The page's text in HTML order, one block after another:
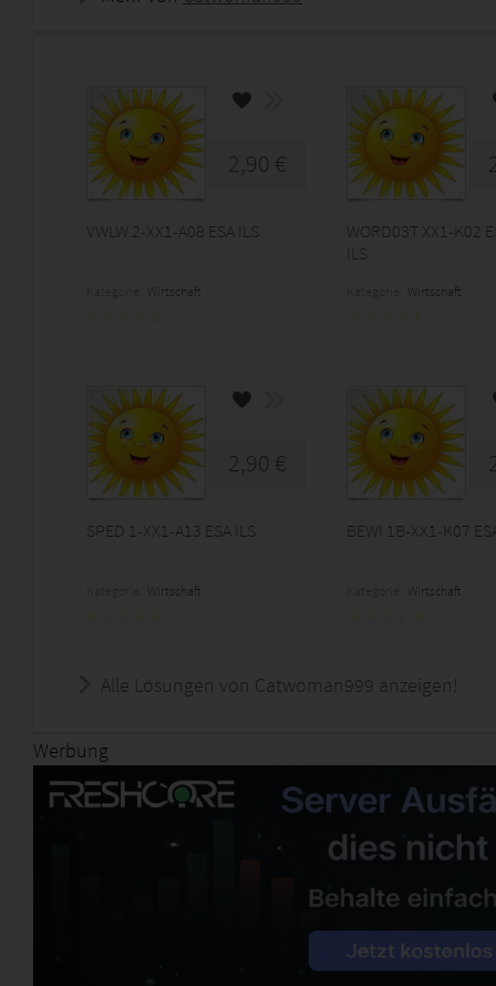
2,90 €
VWLW 2-XX1-A08 ESA ILS
Wirtschaft
WORD03T XX1-K02
ILS
Wirtschaft
2,90 €
SPED 1-XX1-A13 ESA ILS
Wirtschaft
BEWI 1B-XX1-K07
Wirtschaft
Alle Lösungen von Catwoman999 anzeigen!
Werbung